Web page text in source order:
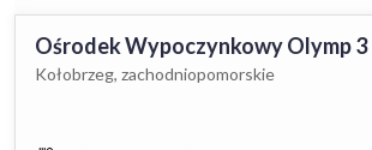
Ośrodek Wypoczynkowy Olymp 3
Kołobrzeg, zachodniopomorskie